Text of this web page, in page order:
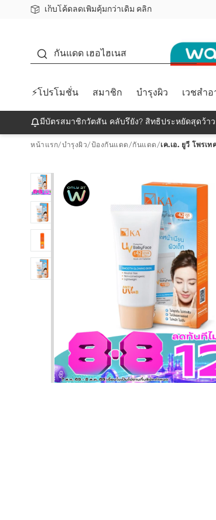
เก็บโค้ดลดเพิ่มคุ้มกว่าเดิม คลิก
ชอปออนไลน์ครั้งแรก ลดเพิ่มจุก ๆ 10%! 🎉
📦ส่งฟรี! เมื่อชอป 499฿
สมาชิกวัตสัน คลับดียังไง?
กันแดด เฮอไฮเนส
⚡โปรโมชั่น สมาชิก บำรุงผิว เวชสำอ
มีบัตรสมาชิกวัตสัน คลับรึยัง? สิทธิประหยัดสุดว้า
หน้าแรก/บำรุงผิว/ป้องกันแดด/กันแดด/เค.เอ. ยูวี โพรเ